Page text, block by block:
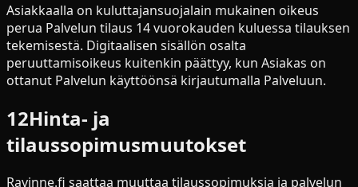
Asiakkaalla on kuluttajansuojalain mukainen oikeus
perua Palvelun tilaus 14 vuorokauden kuluessa tilauksen
tekemisestä. Digitaalisen sisällön osalta
peruuttamisoikeus kuitenkin päättyy, kun Asiakas on
ottanut Palvelun käyttöönsä kirjautumalla Palveluun.
12Hinta- ja
tilaussopimusmuutokset
Ravinne.fi saattaa muuttaa tilaussopimuksia ja palvelun